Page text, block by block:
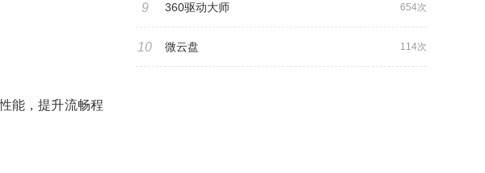
能，提升流畅程
654次
9 360驱动大师
114次
10 微云盘